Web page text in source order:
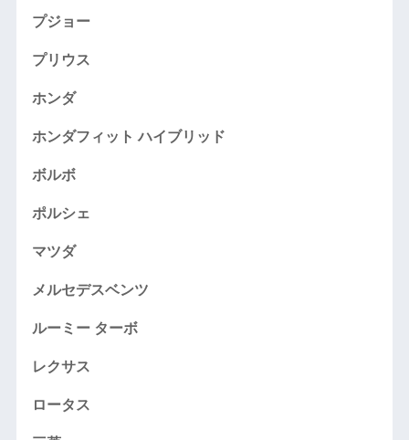
プジョー
プリウス
ホンダ
ホンダフィット ハイブリッド
ボルボ
ポルシェ
マツダ
メルセデスベンツ
ルーミー ターボ
レクサス
ロータス